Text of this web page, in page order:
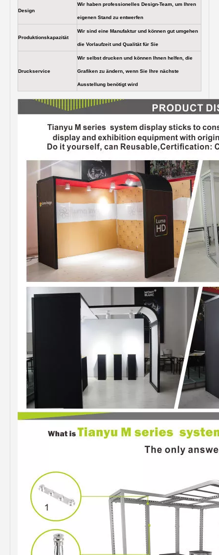
Design
Wir haben professionelles Design-Team, um Ihren
eigenen Stand zu entwerfen
Produktionskapazität
Wir sind eine Manufaktur und können gut umgehen
die Vorlaufzeit und Qualität für Sie
Druckservice
Wir selbst drucken und können Ihnen helfen, die
Grafiken zu ändern, wenn Sie Ihre nächste
Ausstellung benötigt wird